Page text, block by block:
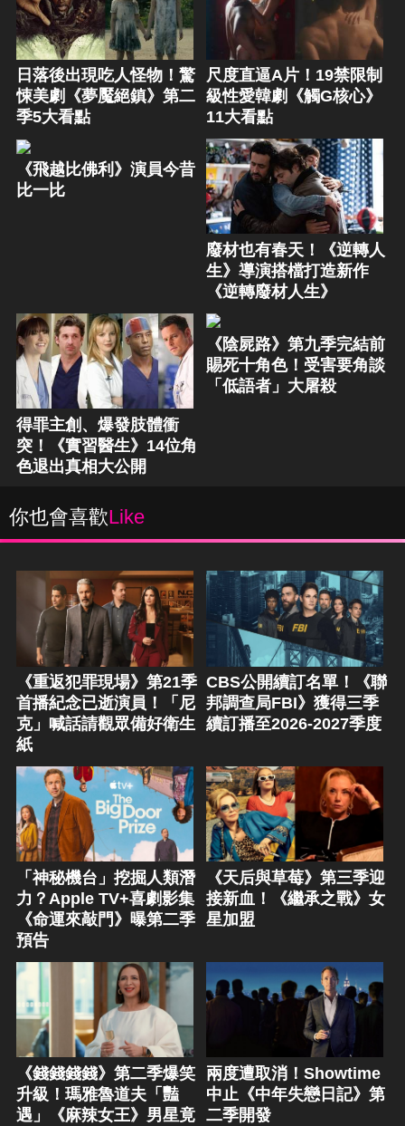
日落後出現吃人怪物！驚
悚美劇《夢魘絕鎮》第二
季5大看點
尺度直逼A片！19禁限制
級性愛韓劇《觸G核心》
11大看點
《飛越比佛利》演員今昔
比一比
廢材也有春天！《逆轉人
生》導演搭檔打造新作
《逆轉廢材人生》
得罪主創、爆發肢體衝
突！《實習醫生》14位角
色退出真相大公開
《陰屍路》第九季完結前
賜死十角色！受害要角談
「低語者」大屠殺
你也會喜歡Like
《重返犯罪現場》第21季
首播紀念已逝演員！「尼
克」喊話請觀眾備好衛生
紙
CBS公開續訂名單！《聯
邦調查局FBI》獲得三季
續訂播至2026-2027季度
「神秘機台」挖掘人類潛
力？Apple TV+喜劇影集
《命運來敲門》曝第二季
預告
《天后與草莓》第三季迎
接新血！《繼承之戰》女
星加盟
《錢錢錢錢》第二季爆笑
升級！瑪雅魯道夫「豔
遇」《麻辣女王》男星竟
兩度遭取消！Showtime
中止《中年失戀日記》第
二季開發